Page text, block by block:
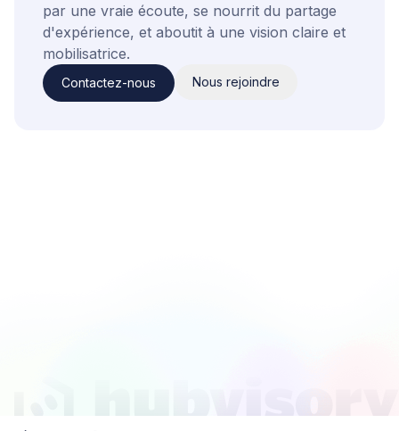
par une vraie écoute, se nourrit du partage
d'expérience, et aboutit à une vision claire et
mobilisatrice.
Contactez-nous Nous rejoindre